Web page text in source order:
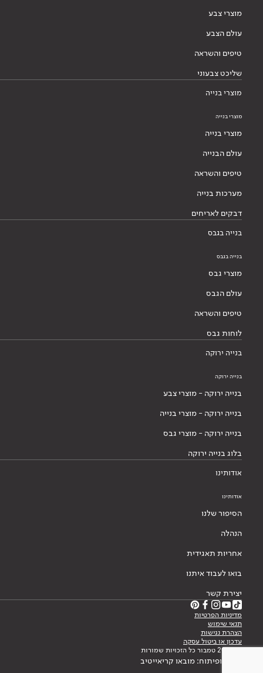
מוצרי צבע
עולם הצבע
טיפים והשראה
שליכט צבעוני
מוצרי בנייה
מוצרי בנייה
מוצרי בנייה
עולם הבנייה
טיפים והשראה
מערכות בנייה
דבקים לאריחים
בנייה בגבס
בנייה בגבס
מוצרי גבס
עולם הגבס
טיפים והשראה
לוחות גבס
בנייה ירוקה
בנייה ירוקה
בנייה ירוקה - מוצרי צבע
בנייה ירוקה - מוצרי בנייה
בנייה ירוקה - מוצרי גבס
בלוג בנייה ירוקה
אודותינו
אודותינו
הסיפור שלנו
הנהלה
אחריות תאגידית
בואו לעבוד איתנו
יצירת קשר
מדיניות הפרטיות
תנאי שימוש
הצהרת נגישות
עדכון או ביטול עסקה
© 2026 טמבור כל הזכויות שמורות
עיצוב ופיתוח: מובאו קריאייטיב